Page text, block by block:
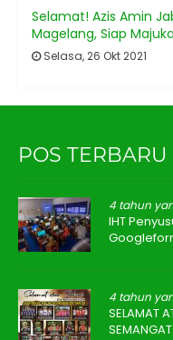
Selamat! Azis Amin
Magelang, Siap
Selasa, 26 Okt 2021
POS TERBARU
4 tahun
IHT
4 tahun
SELAMAT